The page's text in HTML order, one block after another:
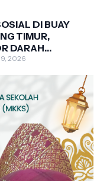
DI BUAY
TIMUR,
DARAH
DI KEDIAMAN
2026